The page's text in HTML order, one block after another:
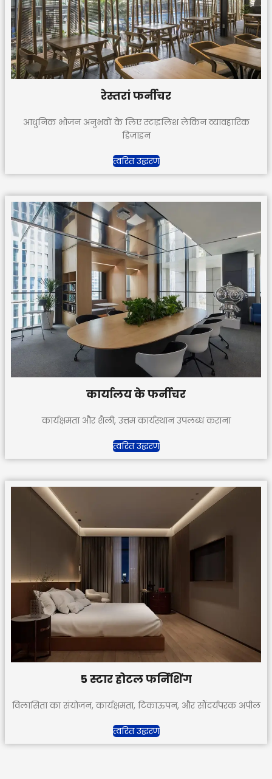
रेस्तरां फर्नीचर
आधुनिक भोजन अनुभवों के लिए स्टाइलिश लेकिन व्यावहारिक
डिज़ाइन
त्वरित उद्धरण
कार्यालय के फर्नीचर
कार्यक्षमता और शैली, उत्तम कार्यस्थान उपलब्ध कराना
त्वरित उद्धरण
5 स्टार होटल फर्निशिंग
विलासिता का संयोजन, कार्यक्षमता, टिकाऊपन, और सौंदर्यपरक अपील
त्वरित उद्धरण